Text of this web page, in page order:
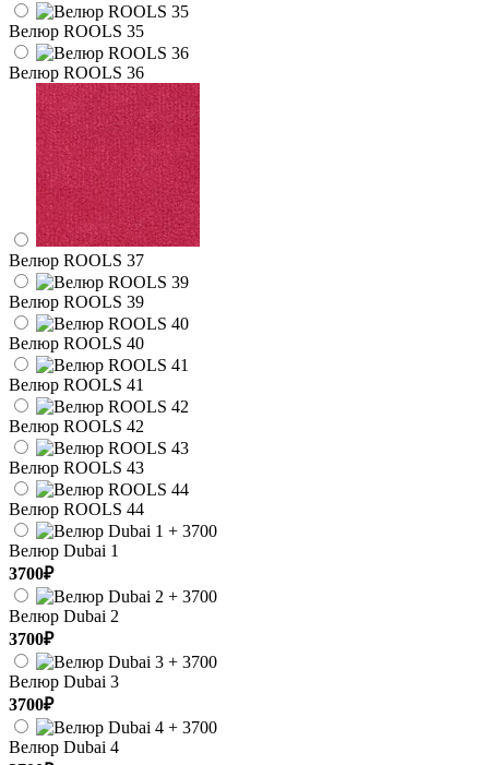
Велюр ROOLS 35
Велюр ROOLS 36
Велюр ROOLS 37
Велюр ROOLS 39
Велюр ROOLS 40
Велюр ROOLS 41
Велюр ROOLS 42
Велюр ROOLS 43
Велюр ROOLS 44
Велюр Dubai 1
3700₽
Велюр Dubai 2
3700₽
Велюр Dubai 3
3700₽
Велюр Dubai 4